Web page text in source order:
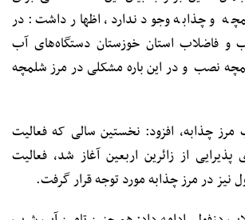
و چذابه وجود ندارد، اظهار داشت: در
فاضلاب استان خوزستان دستگاه‌های آب
نصب و در این باره مشکلی در مرز شلمچه
مرز چذابه، افزود: نخستین سالی که فعالیت
از زائرین اربعین آغاز شد، فعالیت
نیز در مرز چذابه مورد توجه قرار گرفت.